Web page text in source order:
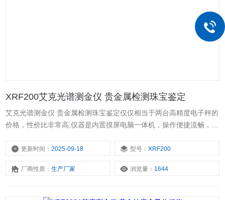
XRF200艾克光谱测金仪 贵金属检测珠宝鉴定
艾克光谱测金仪 贵金属检测珠宝鉴定仅仅相当于两台高精度电子秤的
价格，性价比非常高;仪器是内置摸屏电脑一体机，操作便捷流畅，外
认证、欧盟 ROHS 认证、美国 FCC认证，也获得国家计量证书，适
厂和小型旧金回收店等。
更新时间：2025-09-18 型号：XRF200
厂商性质：生产厂家 浏览量： 1644